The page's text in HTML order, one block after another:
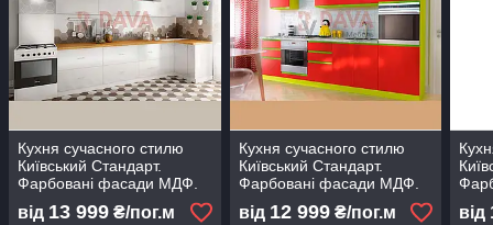
Кухня сучасного стилю
Київський Стандарт.
Фарбовані фасади МДФ.
Набір 7
від 13 999 ₴/пог.м
Кухня сучасного стилю
Київський Стандарт.
Фарбовані фасади МДФ.
Набір 2
від 12 999₴/пог.м від